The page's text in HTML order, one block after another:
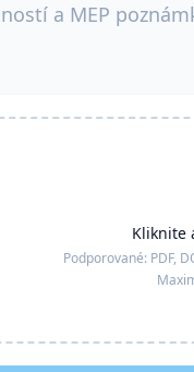
a MEP
Kliknite
Podporované: PDF,